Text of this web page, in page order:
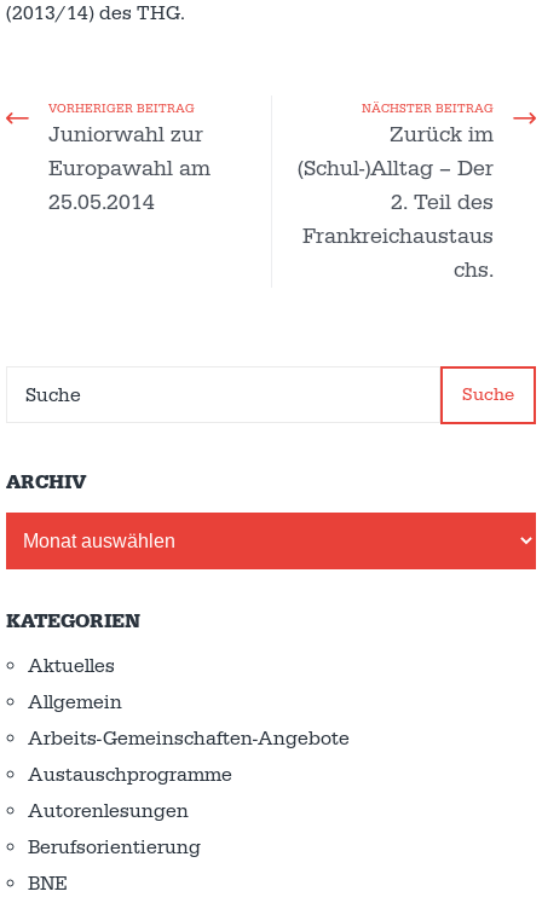
(2013/14) des THG.
VORHERIGER BEITRAG
Juniorwahl zur
Europawahl am
25.05.2014
NÄCHSTER BEITRAG
Zurück im
(Schul-)Alltag – Der
2. Teil des
Frankreichaustaus
chs.
Suche
ARCHIV
KATEGORIEN
Aktuelles
Allgemein
Arbeits-Gemeinschaften-Angebote
Austausch­programme
Autorenlesungen
Berufsorientierung
BNE